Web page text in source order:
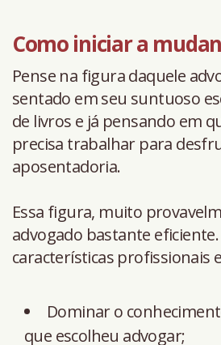
Como iniciar a
Pense na figura daquele
sentado em seu suntuoso
de livros e já pensando em
precisa trabalhar para
aposentadoria.
Essa figura, muito
advogado bastante
características profissionais
Dominar o
que escolheu advogar;